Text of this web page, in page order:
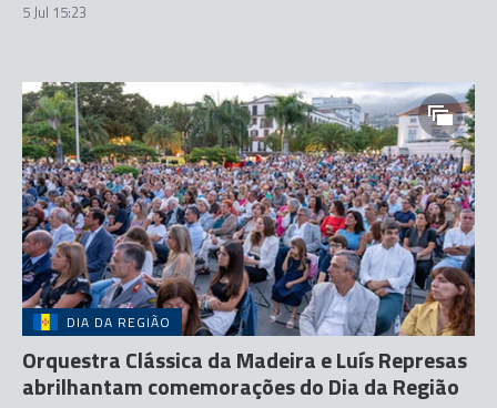
5 Jul 15:23
DIA DA REGIÃO
Orquestra Clássica da Madeira e Luís Represas
abrilhantam comemorações do Dia da Região